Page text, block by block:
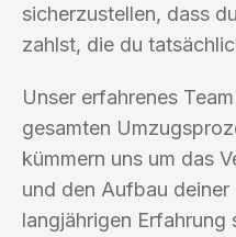
sicherzustellen, dass
zahlst, die du
Unser erfahrenes
gesamten
kümmern uns um das
und den Aufbau deiner
langjährigen Erfahrung